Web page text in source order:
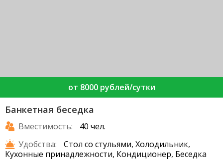
от 8000 рублей/сутки
Банкетная беседка
Вместимость:
40 чел.
Удобства:
Стол со стульями, Холодильник,
Кухонные принадлежности, Кондиционер, Беседка